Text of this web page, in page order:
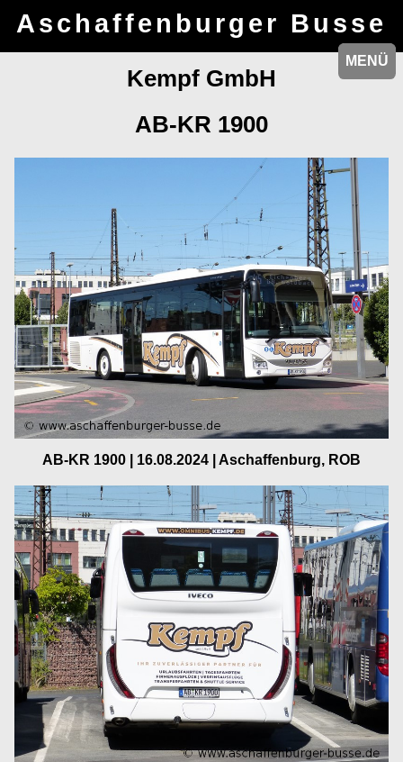
Aschaffenburger Busse
MENÜ
MENÜ
Kempf GmbH
AB-KR 1900
AB-KR 1900 | 16.08.2024 | Aschaffenburg, ROB